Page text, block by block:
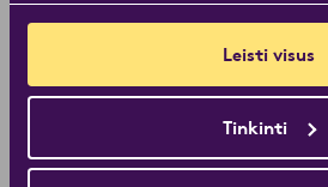
Leisti visus
Tinkinti